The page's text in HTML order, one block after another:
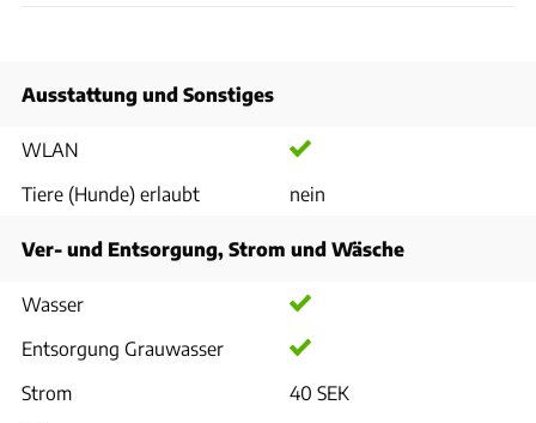
Ausstattung und Sonstiges
WLAN
Tiere (Hunde) erlaubt
nein
Ver- und Entsorgung, Strom und Wäsche
Wasser
Entsorgung Grauwasser
Strom
40 SEK